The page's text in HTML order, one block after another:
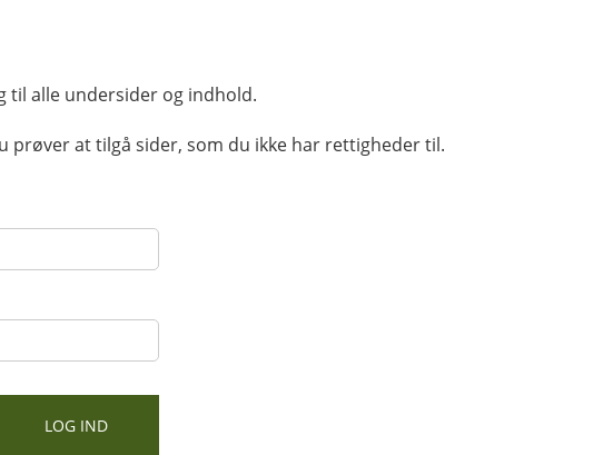
til alle undersider og indhold.
at tilgå sider, som du ikke har rettigheder til.